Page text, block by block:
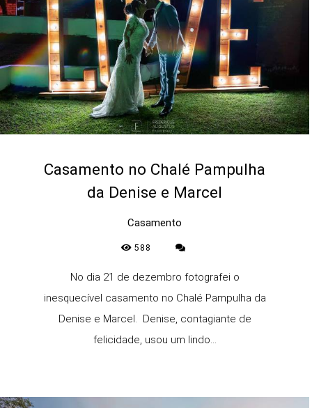
Casamento no Chalé Pampulha
da Denise e Marcel
Casamento
588
No dia 21 de dezembro fotografei o
inesquecível casamento no Chalé Pampulha da
Denise e Marcel. Denise, contagiante de
felicidade, usou um lindo...